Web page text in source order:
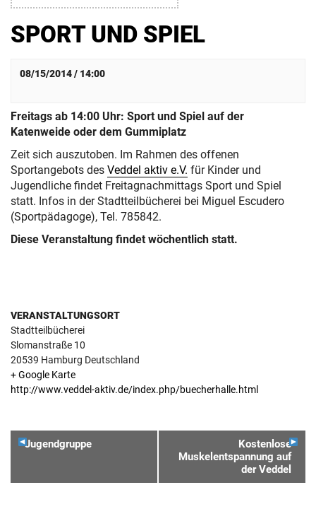
SPORT UND SPIEL
08/15/2014 / 14:00
Freitags ab 14:00 Uhr: Sport und Spiel auf der
Katenweide oder dem Gummiplatz
Zeit sich auszutoben. Im Rahmen des offenen
Sportangebots des Veddel aktiv e.V. für Kinder und
Jugendliche findet Freitagnachmittags Sport und Spiel
statt. Infos in der Stadtteilbücherei bei Miguel Escudero
(Sportpädagoge), Tel. 785842.
Diese Veranstaltung findet wöchentlich statt.
VERANSTALTUNGSORT
Stadtteilbücherei
Slomanstraße 10
20539 Hamburg Deutschland
+ Google Karte
http://www.veddel-aktiv.de/index.php/buecherhalle.html
VERANSTALTUNGSNAVIGATION
Jugendgruppe
Kostenlose
Muskelentspannung auf
der Veddel